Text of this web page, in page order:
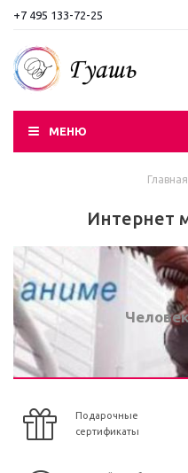
+7 495 133-72-25
МЕНЮ
Главная
Интернет
Подарочные
сертификаты